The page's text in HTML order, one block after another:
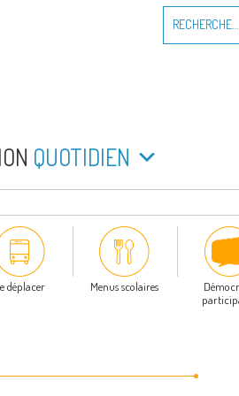
pour
QUOTIDIEN
déplacer Menus scolaires